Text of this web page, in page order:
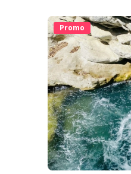
Promo